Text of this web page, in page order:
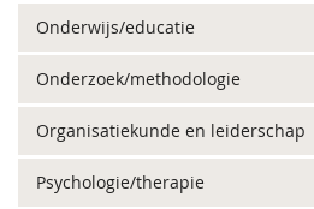
Onderwijs/educatie
Onderzoek/methodologie
Organisatiekunde en leiderschap
Psychologie/therapie